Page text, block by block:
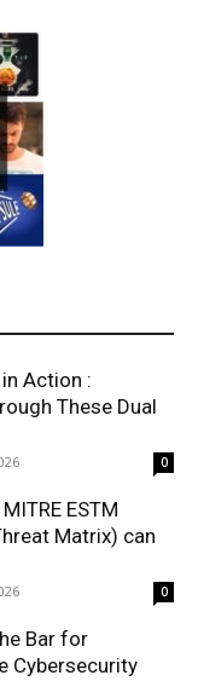
in Action :
These Dual
0
ESTM
Matrix) can
0
Bar for
Cybersecurity